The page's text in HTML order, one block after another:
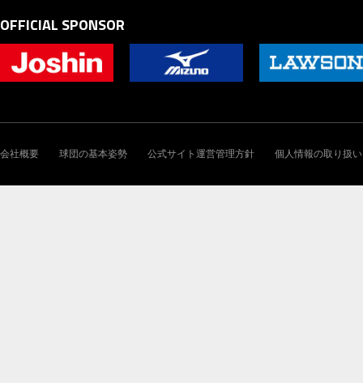
OFFICIAL SPONSOR
会社概要 球団の基本姿勢 公式サイト運営管理方針 個人情報の取り扱い